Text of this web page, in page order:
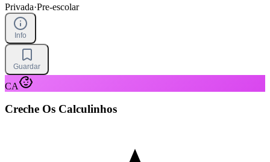
Privada·Pre-escolar
Info
Guardar
CA
Creche Os Calculinhos